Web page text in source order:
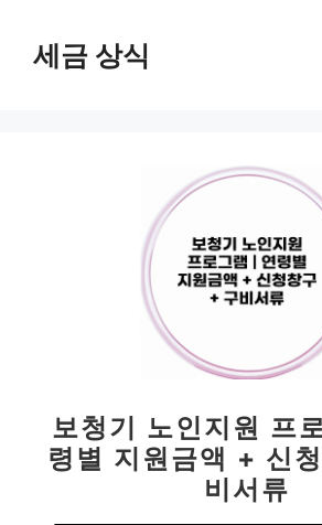
세금 상식
보청기 노인지원 프
령별 지원금액 + 신
비서류